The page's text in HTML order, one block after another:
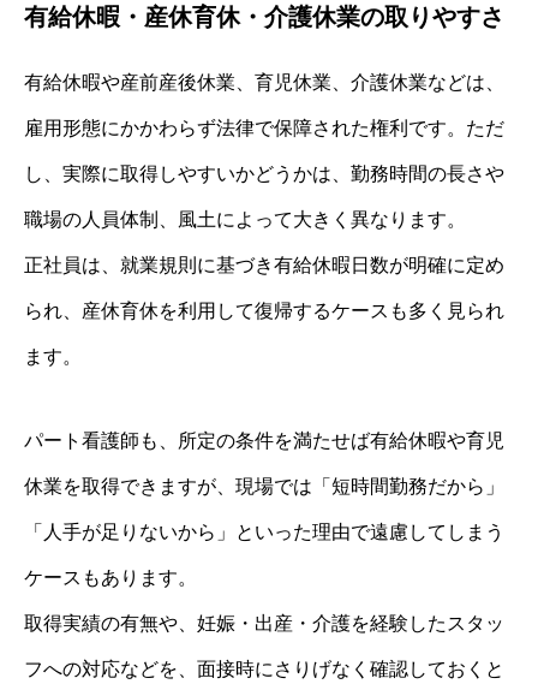
有給休暇・産休育休・介護休業の取りやすさ
有給休暇や産前産後休業、育児休業、介護休業などは、
雇用形態にかかわらず法律で保障された権利です。ただ
し、実際に取得しやすいかどうかは、勤務時間の長さや
職場の人員体制、風土によって大きく異なります。
正社員は、就業規則に基づき有給休暇日数が明確に定め
られ、産休育休を利用して復帰するケースも多く見られ
ます。
パート看護師も、所定の条件を満たせば有給休暇や育児
休業を取得できますが、現場では「短時間勤務だから」
「人手が足りないから」といった理由で遠慮してしまう
ケースもあります。
取得実績の有無や、妊娠・出産・介護を経験したスタッ
フへの対応などを、面接時にさりげなく確認しておくと